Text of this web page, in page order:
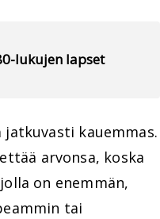
lukujen lapset
kauemmas.
arvonsa, koska
on enemmän,
tai